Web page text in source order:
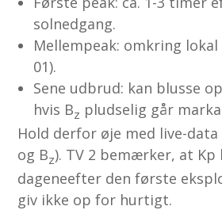
solnedgang.
Mellempeak: omkring
01).
Sene udbrud: kan blusse
hvis Bz pludselig går
Hold derfor øje med live-
og Bz). TV 2 bemærker, at Kp
dageneefter den første
giv ikke op for hurtigt.